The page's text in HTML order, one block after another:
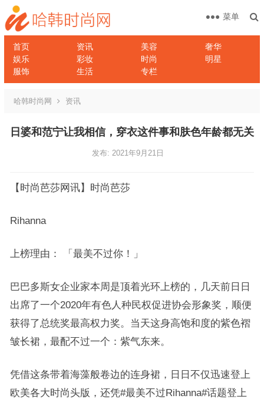
首页 资讯 美容
奢华
娱乐
彩妆 时尚
明星
服饰
生活 专栏
菜单
哈韩时尚网 资讯
日婆和范宁让我相信，穿衣这件事和肤色年龄都无关
发布: 2021年9月21日
【时尚芭莎网讯】时尚芭莎
Rihanna
上榜理由： 「最美不过你！」
巴巴多斯女企业家本周是顶着光环上榜的，几天前日日
出席了一个2020年有色人种民权促进协会形象奖，顺便
获得了总统奖最高权力奖。当天这身高饱和度的紫色褶
皱长裙，最配不过一个：紫气东来。
凭借这条带着海藻般卷边的连身裙，日日不仅迅速登上
欧美各大时尚头版，还凭#最美不过Rihanna#话题登上